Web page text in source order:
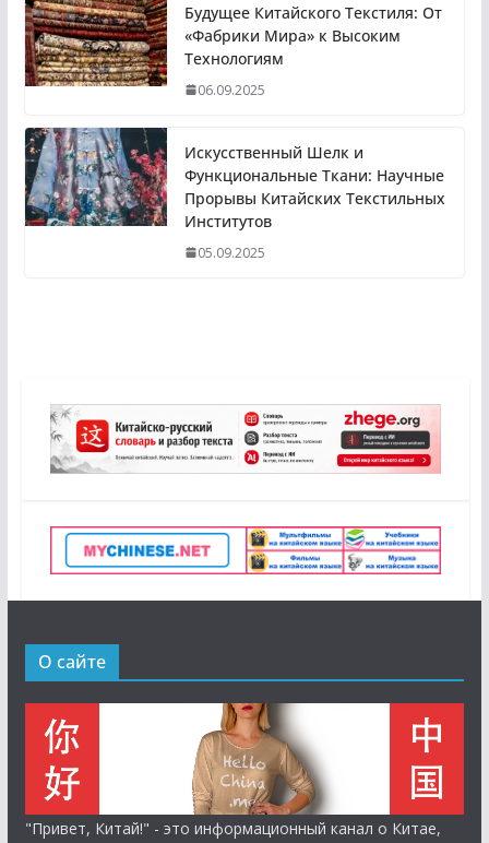
Будущее Китайского Текстиля: От
«Фабрики Мира» к Высоким
Технологиям
06.09.2025
Искусственный Шелк и
Функциональные Ткани: Научные
Прорывы Китайских Текстильных
Институтов
05.09.2025
О сайте
"Привет, Китай!" - это информационный канал о Китае,